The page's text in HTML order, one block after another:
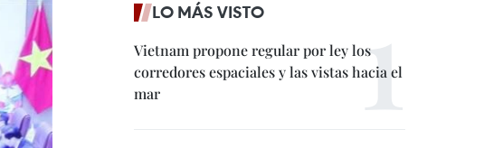
LO MÁS VISTO
Vietnam propone regular por ley los
corredores espaciales y las vistas hacia el
mar